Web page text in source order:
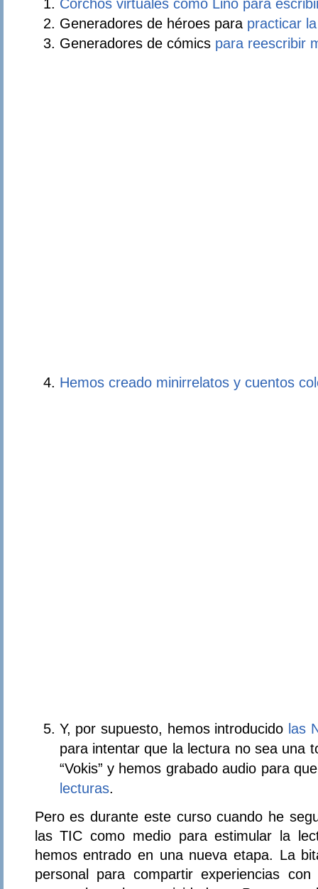
Generadores de héroes para practicar
Generadores de cómicspara reescribir
Hemos creado minirrelatos y cuentos
Y, por supuesto, hemos introducido las
para intentar que la lectura no sea una
“Vokis” y hemos grabado audio para
lecturas.
Pero es durante este curso cuando he
las TIC como medio para estimular la
hemos entrado en una nueva etapa. La
personal para compartir experiencias